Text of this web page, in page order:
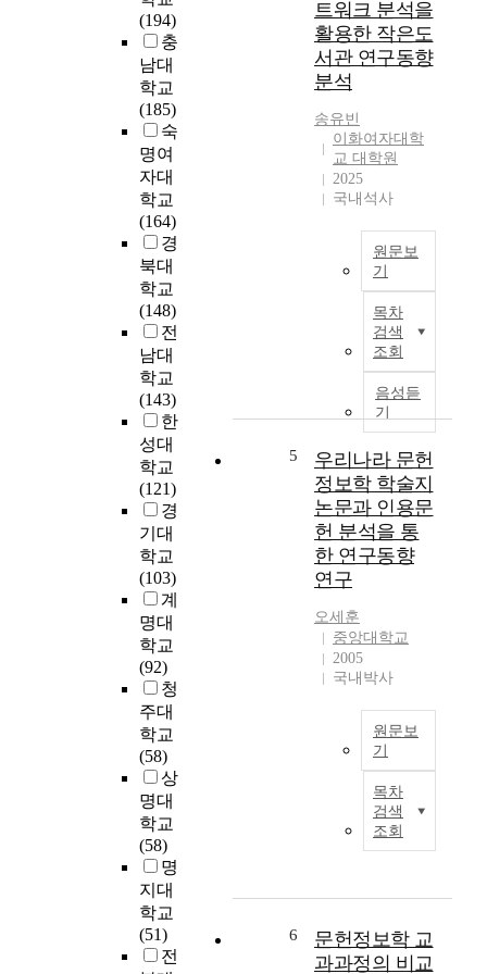
(194)
충
남대
학교
(185)
숙
명여
자대
학교
(164)
경
북대
학교
(148)
전
남대
학교
(143)
한
성대
학교
(121)
경
기대
학교
(103)
계
명대
학교
(92)
청
주대
학교
(58)
상
명대
학교
(58)
명
지대
학교
(51)
전
을
헌
트워크 분석을
활용한 작은도
서관 연구동향
분석
송유빈
이화여자대학
교 대학원
2025
국내석사
원문보
기
목차
검색
조회
음성듣
기
5
우리나라 문헌
정보학 학술지
논문과 인용문
헌 분석을 통
한 연구동향
연구
오세훈
중앙대학교
2005
국내박사
원문보
기
목차
검색
조회
6
문헌정보학 교
과과정의 비교